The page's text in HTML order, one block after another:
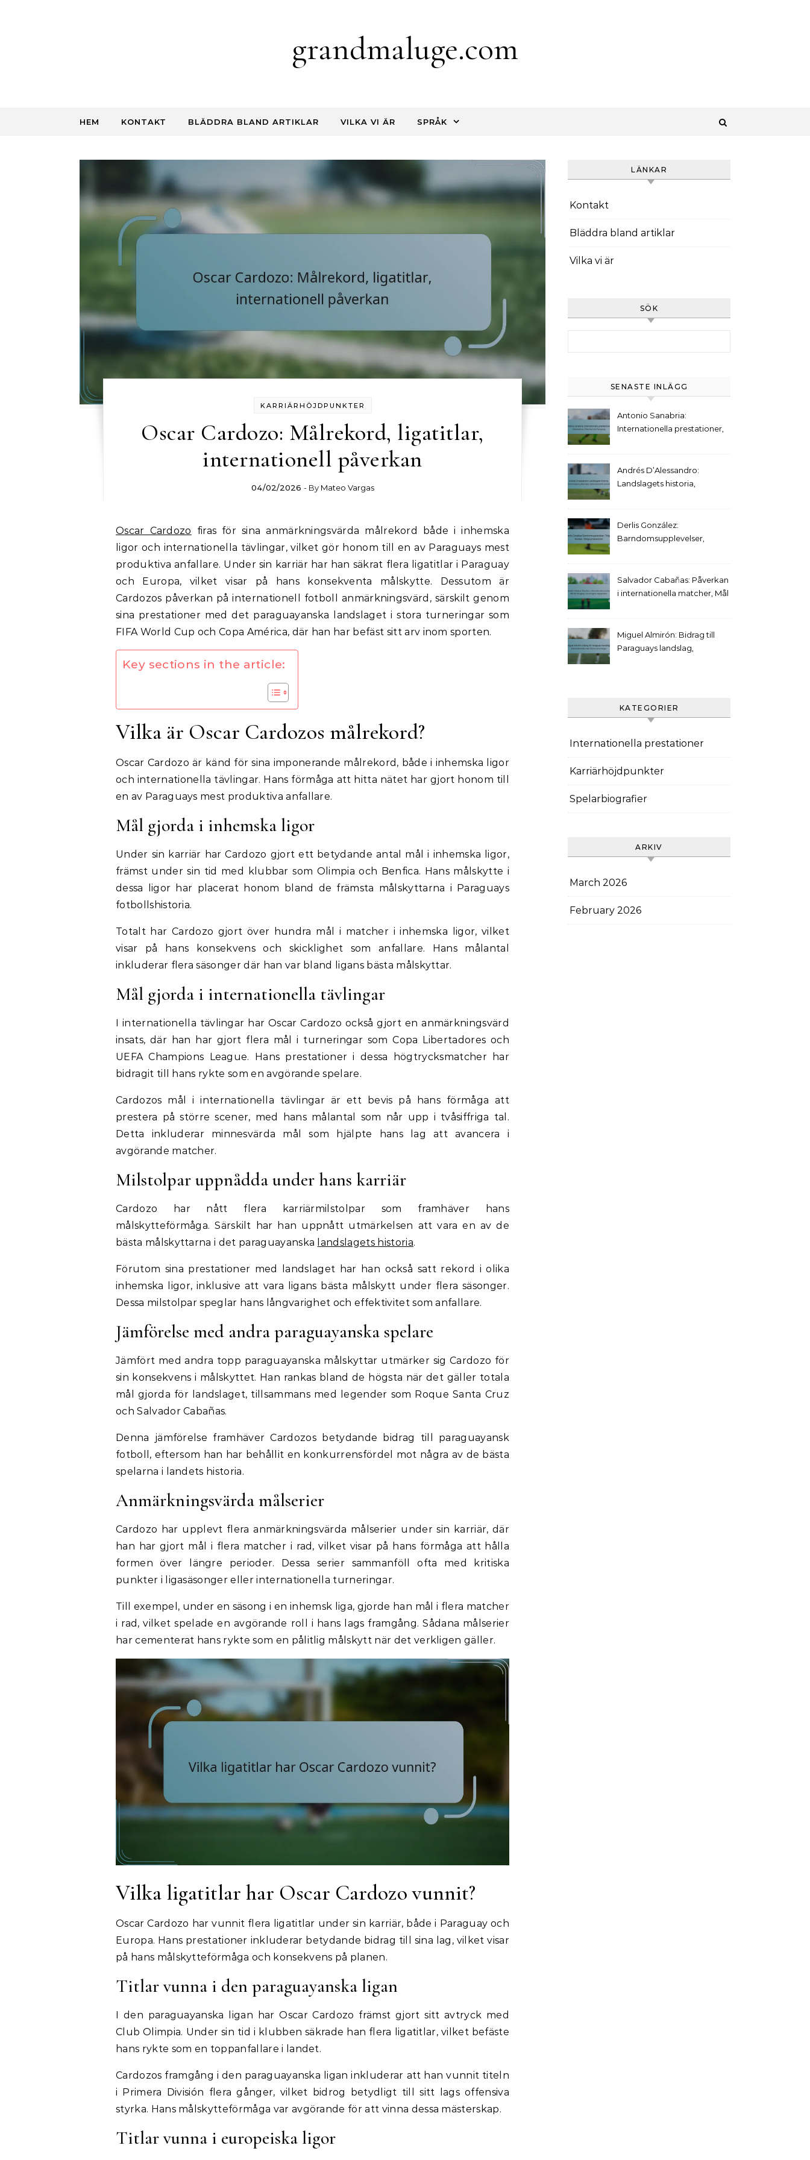
grandmaluge.com
HEM KONTAKT BLÄDDRA BLAND ARTIKLAR VILKA VI ÄR SPRÅK
KARRIÄRHÖJDPUNKTER
Oscar Cardozo: Målrekord, ligatitlar,
internationell påverkan
04/02/2026 - By Mateo Vargas
Oscar Cardozo firas för sina anmärkningsvärda målrekord både i inhemska
ligor och internationella tävlingar, vilket gör honom till en av Paraguays mest
produktiva anfallare. Under sin karriär har han säkrat flera ligatitlar i Paraguay
och Europa, vilket visar på hans konsekventa målskytte. Dessutom är
Cardozos påverkan på internationell fotboll anmärkningsvärd, särskilt genom
sina prestationer med det paraguayanska landslaget i stora turneringar som
FIFA World Cup och Copa América, där han har befäst sitt arv inom sporten.
Key sections in the article:
Vilka är Oscar Cardozos målrekord?
Oscar Cardozo är känd för sina imponerande målrekord, både i inhemska ligor
och internationella tävlingar. Hans förmåga att hitta nätet har gjort honom till
en av Paraguays mest produktiva anfallare.
Mål gjorda i inhemska ligor
Under sin karriär har Cardozo gjort ett betydande antal mål i inhemska ligor,
främst under sin tid med klubbar som Olimpia och Benfica. Hans målskytte i
dessa ligor har placerat honom bland de främsta målskyttarna i Paraguays
fotbollshistoria.
Totalt har Cardozo gjort över hundra mål i matcher i inhemska ligor, vilket
visar på hans konsekvens och skicklighet som anfallare. Hans målantal
inkluderar flera säsonger där han var bland ligans bästa målskyttar.
Mål gjorda i internationella tävlingar
I internationella tävlingar har Oscar Cardozo också gjort en anmärkningsvärd
insats, där han har gjort flera mål i turneringar som Copa Libertadores och
UEFA Champions League. Hans prestationer i dessa högtrycksmatcher har
bidragit till hans rykte som en avgörande spelare.
Cardozos mål i internationella tävlingar är ett bevis på hans förmåga att
prestera på större scener, med hans målantal som når upp i tvåsiffriga tal.
Detta inkluderar minnesvärda mål som hjälpte hans lag att avancera i
avgörande matcher.
Milstolpar uppnådda under hans karriär
Cardozo har nått flera karriärmilstolpar som framhäver hans
målskytteförmåga. Särskilt har han uppnått utmärkelsen att vara en av de
bästa målskyttarna i det paraguayanska landslagets historia.
Förutom sina prestationer med landslaget har han också satt rekord i olika
inhemska ligor, inklusive att vara ligans bästa målskytt under flera säsonger.
Dessa milstolpar speglar hans långvarighet och effektivitet som anfallare.
Jämförelse med andra paraguayanska spelare
Jämfört med andra topp paraguayanska målskyttar utmärker sig Cardozo för
sin konsekvens i målskyttet. Han rankas bland de högsta när det gäller totala
mål gjorda för landslaget, tillsammans med legender som Roque Santa Cruz
och Salvador Cabañas.
Denna jämförelse framhäver Cardozos betydande bidrag till paraguayansk
fotboll, eftersom han har behållit en konkurrensfördel mot några av de bästa
spelarna i landets historia.
Anmärkningsvärda målserier
Cardozo har upplevt flera anmärkningsvärda målserier under sin karriär, där
han har gjort mål i flera matcher i rad, vilket visar på hans förmåga att hålla
formen över längre perioder. Dessa serier sammanföll ofta med kritiska
punkter i ligasäsonger eller internationella turneringar.
Till exempel, under en säsong i en inhemsk liga, gjorde han mål i flera matcher
i rad, vilket spelade en avgörande roll i hans lags framgång. Sådana målserier
har cementerat hans rykte som en pålitlig målskytt när det verkligen gäller.
Vilka ligatitlar har Oscar Cardozo vunnit?
Oscar Cardozo har vunnit flera ligatitlar under sin karriär, både i Paraguay och
Europa. Hans prestationer inkluderar betydande bidrag till sina lag, vilket visar
på hans målskytteförmåga och konsekvens på planen.
Titlar vunna i den paraguayanska ligan
I den paraguayanska ligan har Oscar Cardozo främst gjort sitt avtryck med
Club Olimpia. Under sin tid i klubben säkrade han flera ligatitlar, vilket befäste
hans rykte som en toppanfallare i landet.
Cardozos framgång i den paraguayanska ligan inkluderar att han vunnit titeln
i Primera División flera gånger, vilket bidrog betydligt till sitt lags offensiva
styrka. Hans målskytteförmåga var avgörande för att vinna dessa mästerskap.
Titlar vunna i europeiska ligor
LÄNKAR
Kontakt
Bläddra bland artiklar
Vilka vi är
SÖK
SENASTE INLÄGG
Antonio Sanabria:
Internationella prestationer,
Andrés D’Alessandro:
Landslagets historia,
Derlis González:
Barndomsupplevelser,
Salvador Cabañas: Påverkan
i internationella matcher, Mål
Miguel Almirón: Bidrag till
Paraguays landslag,
KATEGORIER
Internationella prestationer
Karriärhöjdpunkter
Spelarbiografier
ARKIV
March 2026
February 2026